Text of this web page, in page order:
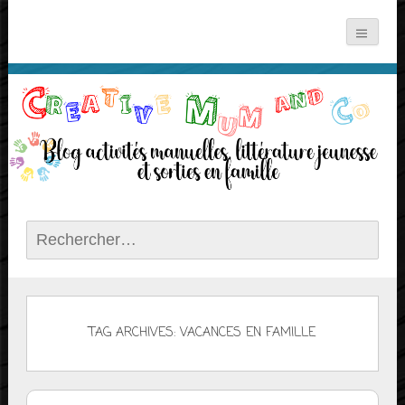
Rechercher :
TAG ARCHIVES: VACANCES EN FAMILLE